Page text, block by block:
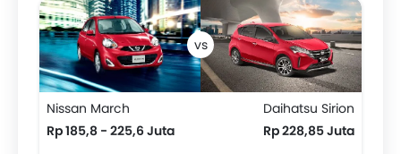
Nissan March
Rp 185,8 - 225,6 Juta
Daihatsu Sirion
Rp 228,85 Juta